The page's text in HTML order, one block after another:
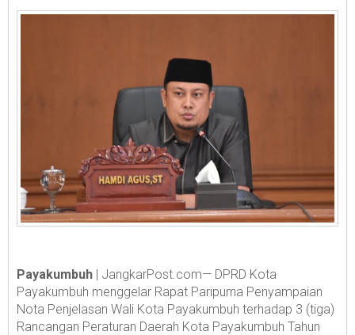
Payakumbuh | JangkarPost.com— DPRD Kota
Payakumbuh menggelar Rapat Paripurna Penyampaian
Nota Penjelasan Wali Kota Payakumbuh terhadap 3 (tiga)
Rancangan Peraturan Daerah Kota Payakumbuh Tahun